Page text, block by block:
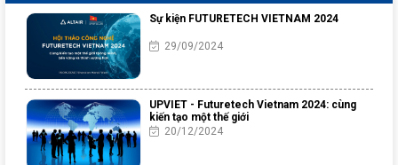
Sự kiện FUTURETECH VIETNAM 2024
29/09/2024
UPVIET - Futuretech Vietnam 2024: cùng
kiến tạo một thế giới
20/12/2024